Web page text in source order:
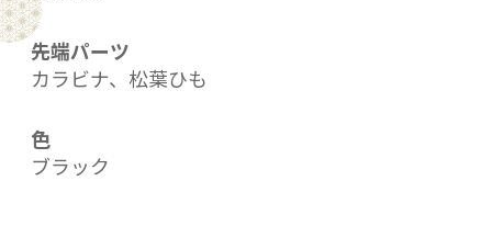
先端パーツ
カラビナ、松葉ひも
色
ブラック